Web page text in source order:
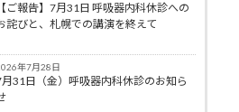
【ご報告】7月31日 呼吸器内科休診への
詫びと、札幌での講演を終えて
年7月28日
31日（金）呼吸器内科休診のお知ら